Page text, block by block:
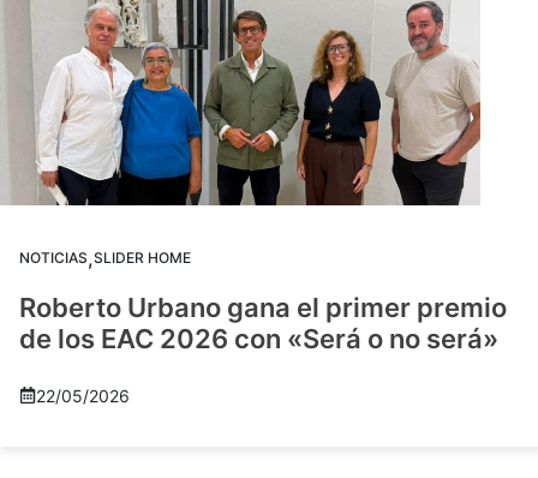
NOTICIAS,SLIDER HOME
Roberto Urbano gana el primer premio
de los EAC 2026 con «Será o no será»
22/05/2026